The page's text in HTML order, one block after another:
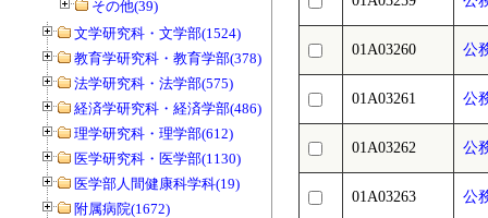
その他(39)
文学研究科・文学部(1524)
教育学研究科・教育学部(378)
法学研究科・法学部(575)
経済学研究科・経済学部(486)
理学研究科・理学部(612)
医学研究科・医学部(1130)
医学部人間健康科学科(19)
附属病院(1672)
01A03260 公
01A03261 公
01A03262 公
01A03263 公